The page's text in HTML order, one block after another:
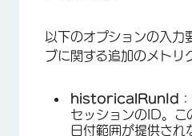
以下のオプションの入力
ブに関する追加のメトリ
historicalRunId
セッションのID。こ
日付範囲が提供さ